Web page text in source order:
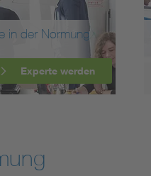
in der Normung
Experte werden